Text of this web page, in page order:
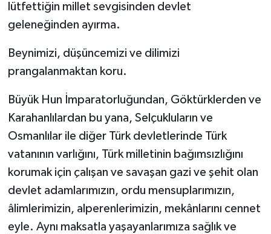
lütfettiğin millet sevgisinden devlet
geleneğinden ayırma.
Beynimizi, düşüncemizi ve dilimizi
prangalanmaktan koru.
Büyük Hun İmparatorluğundan, Göktürklerden ve
Karahanlılardan bu yana, Selçukluların ve
Osmanlılar ile diğer Türk devletlerinde Türk
vatanının varlığını, Türk milletinin bağımsızlığını
korumak için çalışan ve savaşan gazi ve şehit olan
devlet adamlarımızın, ordu mensuplarımızın,
âlimlerimizin, alperenlerimizin, mekânlarını cennet
eyle. Aynı maksatla yaşayanlarımıza sağlık ve